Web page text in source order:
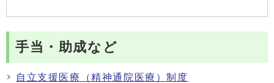
手当・助成など
自立支援医療（精神通院医療）制度